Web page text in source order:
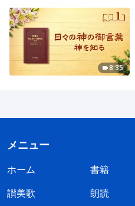
8:35
メニュー
ホーム 書籍
讃美歌
朗読